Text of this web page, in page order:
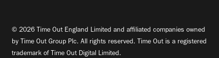
© 2026 Time Out England Limited and affiliated companies owned
by Time Out Group Plc. All rights reserved. Time Out is a registered
trademark of Time Out Digital Limited.